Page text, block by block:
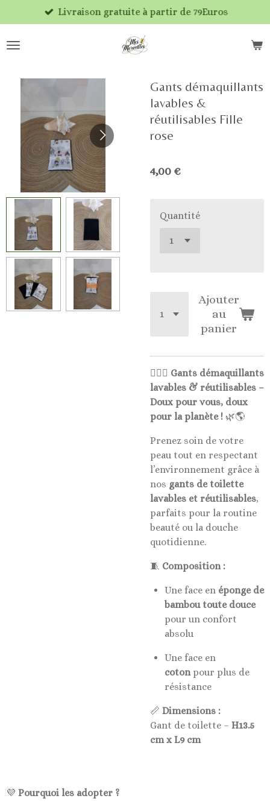
au
contenu
Livraison gratuite à partir de 79Euros
Gants démaquillants
lavables &
réutilisables Fille
rose
4,00 €
Quantité
Ajouter
au
panier
🧖‍♀️✨ Gants démaquillants
lavables & réutilisables –
Doux pour vous, doux
pour la planète ! 🌿🌎
Prenez soin de votre
peau tout en respectant
l’environnement grâce à
nos gants de toilette
lavables et réutilisables,
parfaits pour la routine
beauté ou la douche
quotidienne.
🧵 Composition :
Une face en éponge de
bambou toute douce
pour un confort
absolu
Une face en
cotonpour plus de
résistance
📏 Dimensions :
Gant de toilette – H13.5
cm x L9 cm
💜 Pourquoi les adopter ?